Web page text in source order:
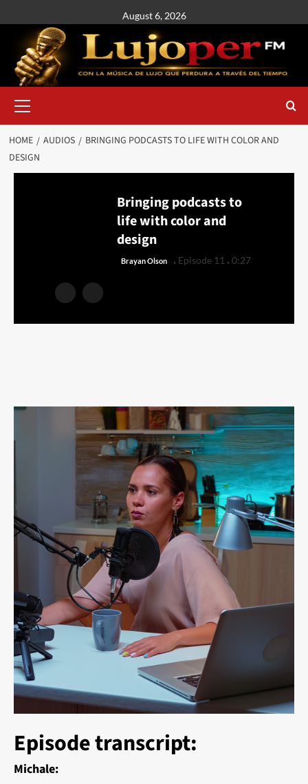
August 6, 2026
HOME AUDIOS
BRINGING PODCASTS TO LIFE WITH COLOR AND
DESIGN
Bringing podcasts to
life with color and
design
Brayan Olson . Episode 11 . 0:27
Episode transcript:
Michale: